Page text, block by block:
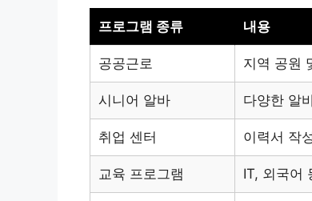
프로그램 종류 내용
공공근로 지역 공원
시니어 알바 다양한 알
취업 센터 이력서 작
교육 프로그램 IT, 외국어